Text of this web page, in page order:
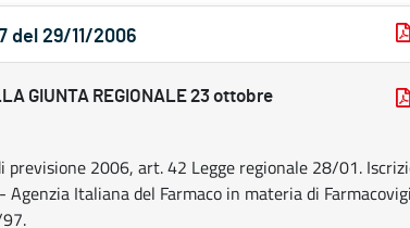
del 29/11/2006
GIUNTA REGIONALE 23 ottobre
previsione 2006, art. 42 Legge regionale 28/01.
Italiana del Farmaco in materia di